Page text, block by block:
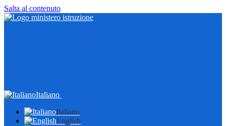
Salta al contenuto
Italiano
Italiano
English